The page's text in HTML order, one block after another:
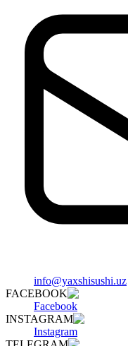
info@yaxshisushi.uz
FACEBOOK
Facebook
INSTAGRAM
Instagram